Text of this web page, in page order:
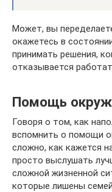
Может, вы
окажетесь в
принимать решения,
отказывается
Помощь
Говоря о том, как
вспомнить о помощи
сложно, как кажется
просто выслушать
сложной жизненной
которые лишены